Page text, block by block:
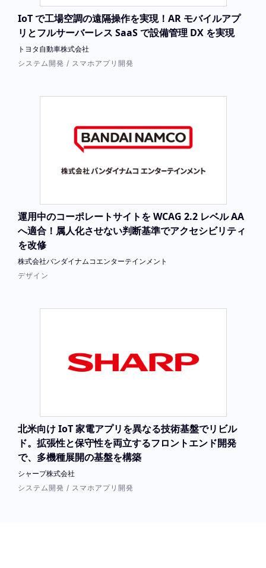
IoT で工場空調の遠隔操作を実現！AR モバイルアプ
リとフルサーバーレス SaaS で設備管理 DX を実現
トヨタ自動車株式会社
システム開発 / スマホアプリ開発
運用中のコーポレートサイトを WCAG 2.2 レベル AA
へ適合！属人化させない判断基準でアクセシビリティ
を改修
株式会社バンダイナムコエンターテインメント
デザイン
北米向け IoT 家電アプリを異なる技術基盤でリビル
ド。拡張性と保守性を両立するフロントエンド開発
で、多機種展開の基盤を構築
シャープ株式会社
システム開発 / スマホアプリ開発